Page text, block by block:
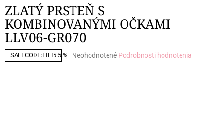
ZLATÝ PRSTEŇ S
KOMBINOVANÝMI OČKAMI
LLV06-GR070
SALECODE:LILI5:5:%
Priemerné
Neohodnotené Podrobnosti hodnotenia